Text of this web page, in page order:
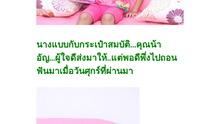
นางแบบกับกระเป๋าสมบัติ...คุณน้า
อัญ...ผู้ใจดีส่งมาให้..แต่พอดีพึ่งไปถอน
ฟันมาเมื่อวันศุกร์ที่ผ่านมา